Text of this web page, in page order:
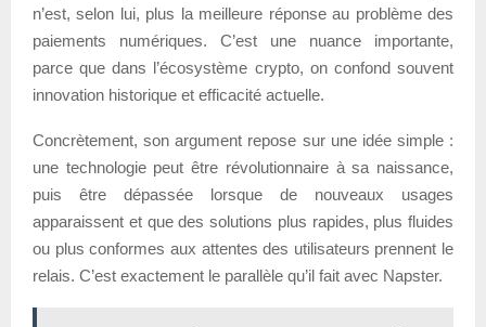
n’est, selon lui, plus la meilleure réponse au problème des
paiements numériques. C’est une nuance importante,
parce que dans l’écosystème crypto, on confond souvent
innovation historique et efficacité actuelle.
Concrètement, son argument repose sur une idée simple :
une technologie peut être révolutionnaire à sa naissance,
puis être dépassée lorsque de nouveaux usages
apparaissent et que des solutions plus rapides, plus fluides
ou plus conformes aux attentes des utilisateurs prennent le
relais. C’est exactement le parallèle qu’il fait avec Napster.